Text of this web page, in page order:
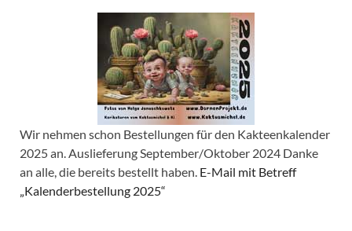
Wir nehmen schon Bestellungen für den Kakteenkalender
2025 an. Auslieferung September/Oktober 2024 Danke
an alle, die bereits bestellt haben. E-Mail mit Betreff
„Kalenderbestellung 2025“